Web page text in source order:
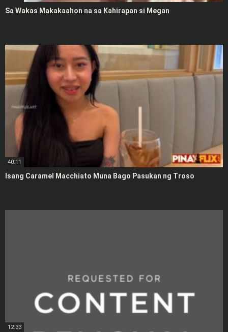
Sa Wakas Makakaahon na sa Kahirapan si Megan
40:11
Isang Caramel Macchiato Muna Bago Pasukan ng Troso
12:33